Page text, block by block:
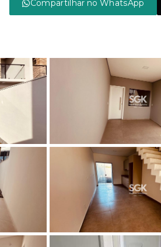
Compartilhar no WhatsApp